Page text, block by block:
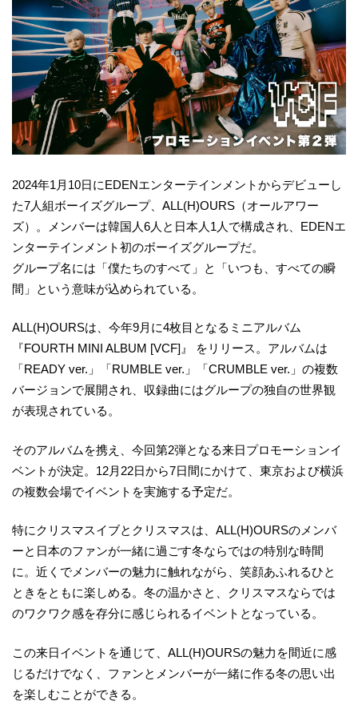
2024年1月10日にEDENエンターテインメントからデビューし
た7人組ボーイズグループ、ALL(H)OURS（オールアワー
ズ）。メンバーは韓国人6人と日本人1人で構成され、EDENエ
ンターテインメント初のボーイズグループだ。
グループ名には「僕たちのすべて」と「いつも、すべての瞬
間」という意味が込められている。
ALL(H)OURSは、今年9月に4枚目となるミニアルバム
『FOURTH MINI ALBUM [VCF]』 をリリース。アルバムは
「READY ver.」「RUMBLE ver.」「CRUMBLE ver.」の複数
バージョンで展開され、収録曲にはグループの独自の世界観
が表現されている。
そのアルバムを携え、今回第2弾となる来日プロモーションイ
ベントが決定。12月22日から7日間にかけて、東京および横浜
の複数会場でイベントを実施する予定だ。
特にクリスマスイブとクリスマスは、ALL(H)OURSのメンバ
ーと日本のファンが一緒に過ごす冬ならではの特別な時間
に。近くでメンバーの魅力に触れながら、笑顔あふれるひと
ときをともに楽しめる。冬の温かさと、クリスマスならでは
のワクワク感を存分に感じられるイベントとなっている。
この来日イベントを通じて、ALL(H)OURSの魅力を間近に感
じるだけでなく、ファンとメンバーが一緒に作る冬の思い出
を楽しむことができる。